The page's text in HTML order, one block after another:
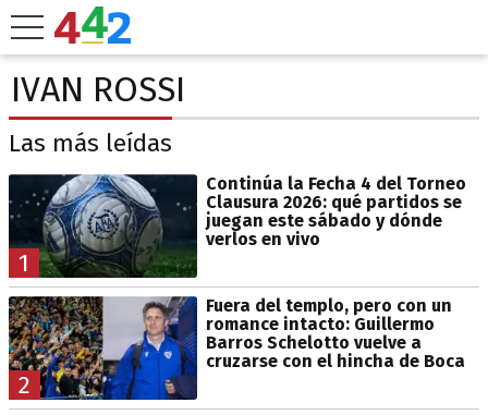
IVAN ROSSI
Las más leídas
1
Continúa la Fecha 4 del Torneo
Clausura 2026: qué partidos se
juegan este sábado y dónde
verlos en vivo
2
Fuera del templo, pero con un
romance intacto: Guillermo
Barros Schelotto vuelve a
cruzarse con el hincha de Boca